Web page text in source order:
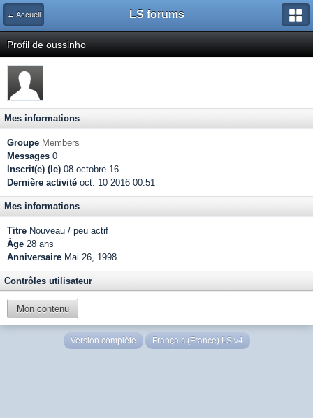
← Accueil LS forums
Profil de oussinho
Mes informations
Groupe Members
Messages 0
Inscrit(e) (le) 08-octobre 16
Dernière activité oct. 10 2016 00:51
Mes informations
Titre Nouveau / peu actif
Âge 28 ans
Anniversaire Mai 26, 1998
Contrôles utilisateur
Mon contenu
Version complète Français (France) LS v4